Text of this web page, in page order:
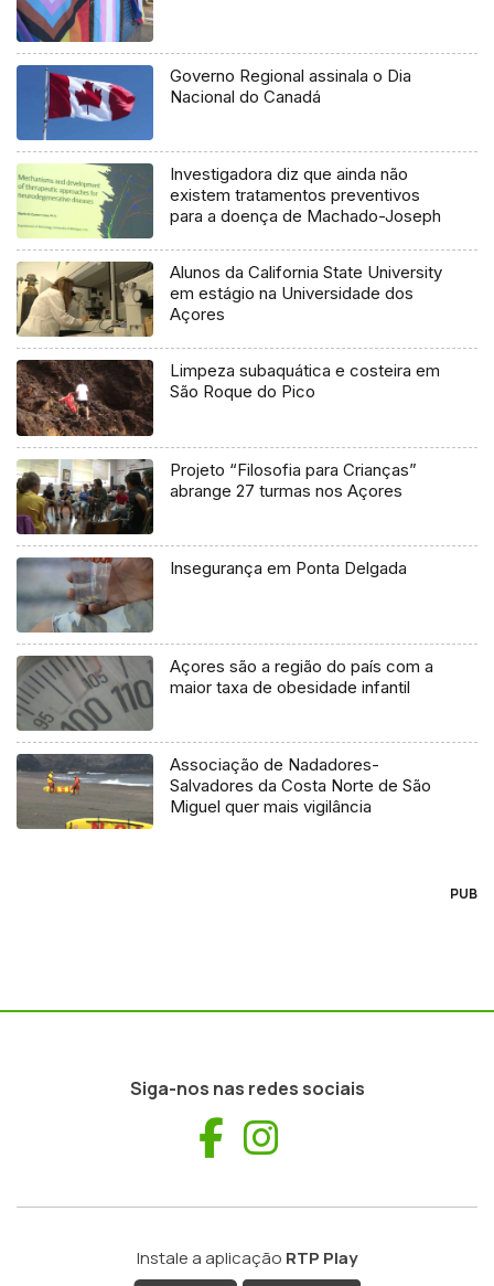
Governo Regional assinala o Dia
Nacional do Canadá
Investigadora diz que ainda não
existem tratamentos preventivos
para a doença de Machado-Joseph
Alunos da California State University
em estágio na Universidade dos
Açores
Limpeza subaquática e costeira em
São Roque do Pico
Projeto “Filosofia para Crianças”
abrange 27 turmas nos Açores
Insegurança em Ponta Delgada
Açores são a região do país com a
maior taxa de obesidade infantil
Associação de Nadadores-
Salvadores da Costa Norte de São
Miguel quer mais vigilância
PUB
Siga-nos nas redes sociais
Facebook
Instale a aplicação RTP Play